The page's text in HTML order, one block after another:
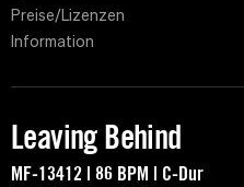
Preise/Lizenzen
Information
Leaving Behind
MF-13412 | 86 BPM | C-Dur